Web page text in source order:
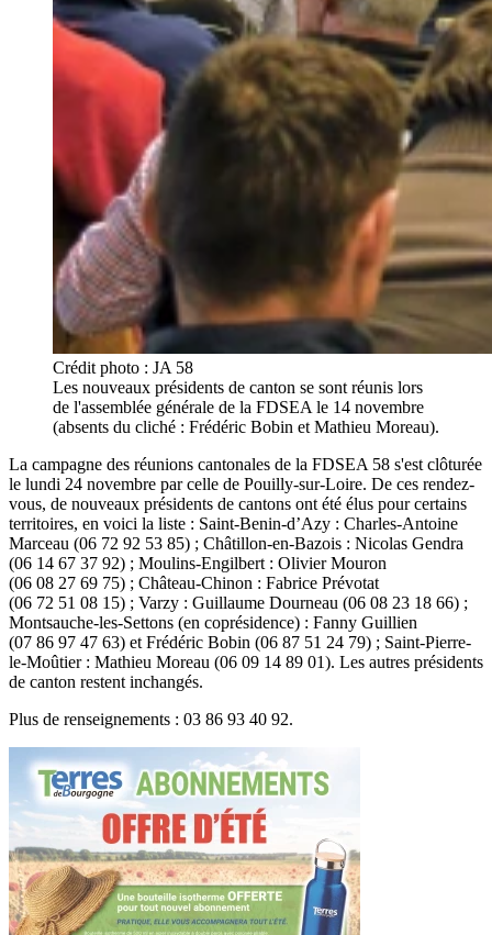
Crédit photo : JA 58
Les nouveaux présidents de canton se sont réunis lors
de l'assemblée générale de la FDSEA le 14 novembre
(absents du cliché : Frédéric Bobin et Mathieu Moreau).
La campagne des réunions cantonales de la FDSEA 58 s'est clôturée
le lundi 24 novembre par celle de Pouilly-sur-Loire. De ces rendez-
vous, de nouveaux présidents de cantons ont été élus pour certains
territoires, en voici la liste : Saint-Benin-d’Azy : Charles-Antoine
Marceau (06 72 92 53 85) ; Châtillon-en-Bazois : Nicolas Gendra
(06 14 67 37 92) ; Moulins-Engilbert : Olivier Mouron
(06 08 27 69 75) ; Château-Chinon : Fabrice Prévotat
(06 72 51 08 15) ; Varzy : Guillaume Dourneau (06 08 23 18 66) ;
Montsauche-les-Settons (en coprésidence) : Fanny Guillien
(07 86 97 47 63) et Frédéric Bobin (06 87 51 24 79) ; Saint-Pierre-
le-Moûtier : Mathieu Moreau (06 09 14 89 01). Les autres présidents
de canton restent inchangés.
Plus de renseignements : 03 86 93 40 92.